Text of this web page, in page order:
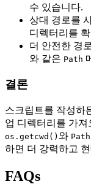
수 있습니다.
상대 경로를
디렉터리를
더 안전한 경
와 같은 Path
결론
스크립트를 작성하
업 디렉터리를 가
os.getcwd() 와
하면 더 강력하고
FAQs